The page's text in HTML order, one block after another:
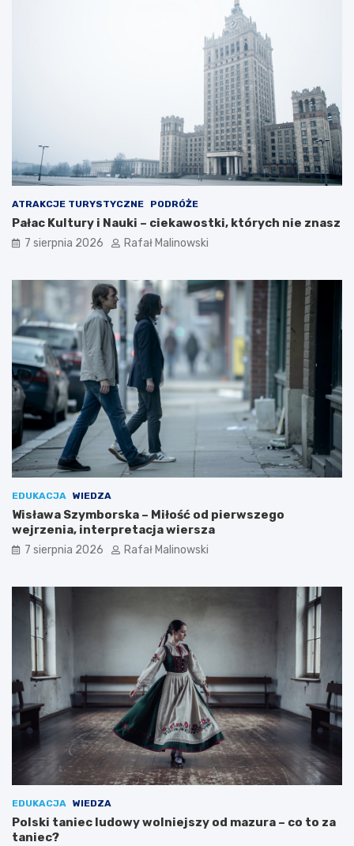
ATRAKCJE TURYSTYCZNE PODRÓŻE
Pałac Kultury i Nauki – ciekawostki, których nie znasz
7 sierpnia 2026 Rafał Malinowski
EDUKACJA WIEDZA
Wisława Szymborska – Miłość od pierwszego
wejrzenia, interpretacja wiersza
7 sierpnia 2026 Rafał Malinowski
EDUKACJA WIEDZA
Polski taniec ludowy wolniejszy od mazura – co to za
taniec?